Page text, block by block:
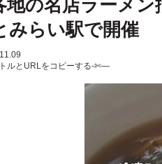
地の名店ラーメ
みらい駅で開催
ルとURLをコピーする-✄—